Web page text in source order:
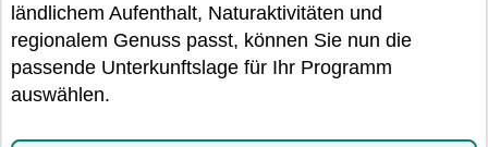
ländlichem Aufenthalt, Naturaktivitäten und
regionalem Genuss passt, können Sie nun die
passende Unterkunftslage für Ihr Programm
auswählen.